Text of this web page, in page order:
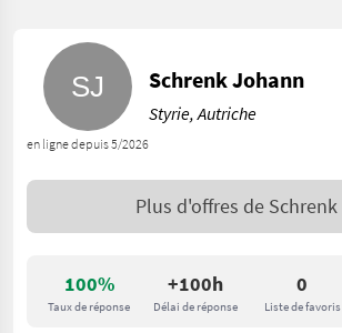
100%
Taux de réponse
+100h
Délai de réponse
0
Liste de favoris
en ligne depuis 5/2026
Schrenk Johann
Styrie, Autriche
Plus d'offres de Schrenk